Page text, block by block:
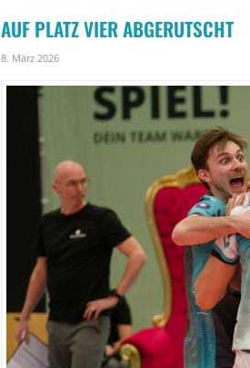
AUF PLATZ VIER ABGERUTSCHT
8. März 2026